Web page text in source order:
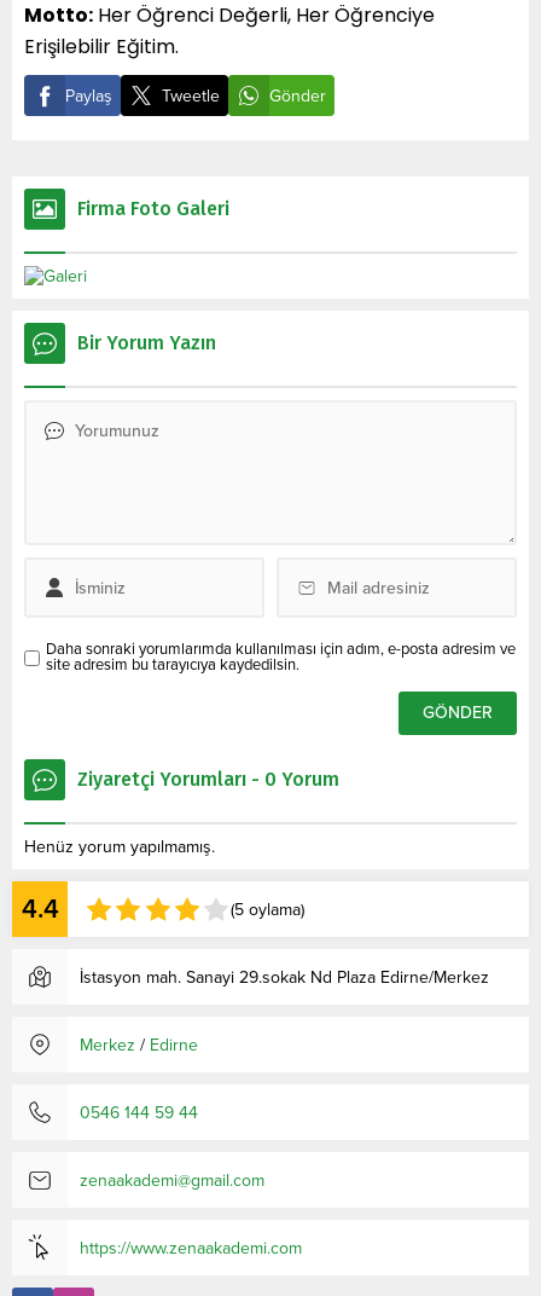
Motto: Her Öğrenci Değerli, Her Öğrenciye
Erişilebilir Eğitim.
Paylaş Tweetle Gönder
Firma Foto Galeri
Bir Yorum Yazın
Daha sonraki yorumlarımda kullanılması için adım, e-posta adresim ve
site adresim bu tarayıcıya kaydedilsin.
Ziyaretçi Yorumları - 0 Yorum
Henüz yorum yapılmamış.
4.4 (5 oylama)
İstasyon mah. Sanayi 29.sokak Nd Plaza Edirne/Merkez
Merkez / Edirne
0546 144 59 44
zenaakademi@gmail.com
https://www.zenaakademi.com